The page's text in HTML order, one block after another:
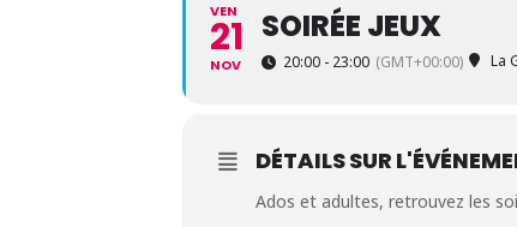
VEN
21
NOV
SOIRÉE JEUX
20:00 - 23:00 (GMT+00:00) La
DÉTAILS SUR
Ados et adultes, retrouvez les